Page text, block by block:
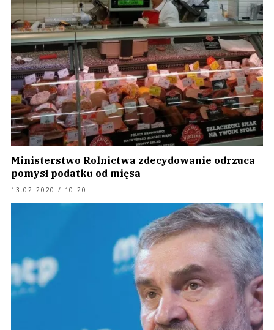
Ministerstwo Rolnictwa zdecydowanie odrzuca
pomysł podatku od mięsa
13.02.2020 / 10:20